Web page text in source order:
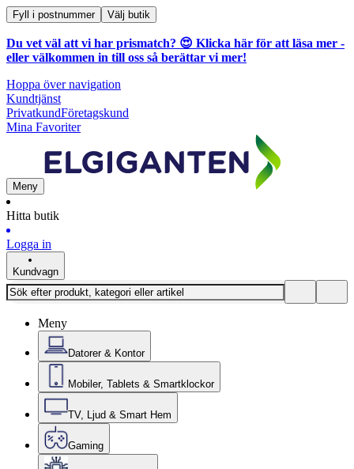
Fyll i postnummer Välj butik
Du vet väl att vi har prismatch? 😍 Klicka här för att läsa mer -
eller välkommen in till oss så berättar vi mer!
Hoppa över navigation
Kundtjänst
PrivatkundFöretagskund
Mina Favoriter
Meny
Hitta butik
Logga in
Kundvagn
Meny
Datorer & Kontor
Mobiler, Tablets & Smartklockor
TV, Ljud & Smart Hem
Gaming